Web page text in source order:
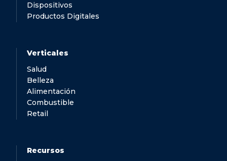
Dispositivos
Productos Digitales
Verticales
Salud
Belleza
Alimentación
Combustible
Retail
Recursos